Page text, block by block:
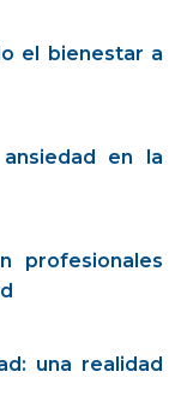
el bienestar a
en la
profesionales
una realidad